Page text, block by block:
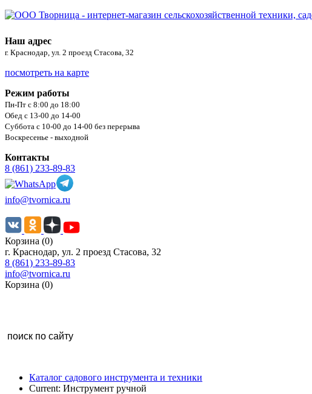
Наш адрес
г. Краснодар, ул. 2 проезд Стасова, 32
посмотреть на карте
Режим работы
Пн-Пт с 8:00 до 18:00
Обед с 13-00 до 14-00
Суббота с 10-00 до 14-00 без перерыва
Воскресенье - выходной
Контакты
8 (861) 233-89-83
info@tvornica.ru
Корзина (0)
г. Краснодар, ул. 2 проезд Стасова, 32
8 (861) 233-89-83
info@tvornica.ru
Корзина (0)
Каталог садового инструмента и техники
Current: Инструмент ручной